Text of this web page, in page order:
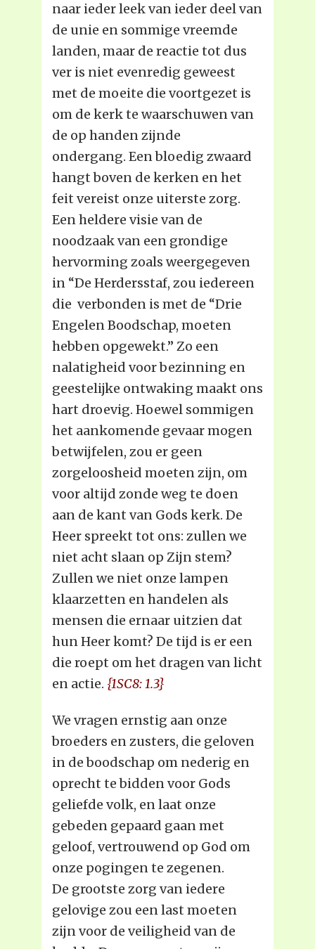
naar ieder leek van ieder deel van
de unie en sommige vreemde
landen, maar de reactie tot dus
ver is niet evenredig geweest
met de moeite die voortgezet is
om de kerk te waarschuwen van
de op handen zijnde
ondergang. Een bloedig zwaard
hangt boven de kerken en het
feit vereist onze uiterste zorg.
Een heldere visie van de
noodzaak van een grondige
hervorming zoals weergegeven
in “De Herdersstaf, zou iedereen
die verbonden is met de “Drie
Engelen Boodschap, moeten
hebben opgewekt.” Zo een
nalatigheid voor bezinning en
geestelijke ontwaking maakt ons
hart droevig. Hoewel sommigen
het aankomende gevaar mogen
betwijfelen, zou er geen
zorgeloosheid moeten zijn, om
voor altijd zonde weg te doen
aan de kant van Gods kerk. De
Heer spreekt tot ons: zullen we
niet acht slaan op Zijn stem?
Zullen we niet onze lampen
klaarzetten en handelen als
mensen die ernaar uitzien dat
hun Heer komt? De tijd is er een
die roept om het dragen van licht
en actie. {1SC8: 1.3}
We vragen ernstig aan onze
broeders en zusters, die geloven
in de boodschap om nederig en
oprecht te bidden voor Gods
geliefde volk, en laat onze
gebeden gepaard gaan met
geloof, vertrouwend op God om
onze pogingen te zegenen.
De grootste zorg van iedere
gelovige zou een last moeten
zijn voor de veiligheid van de